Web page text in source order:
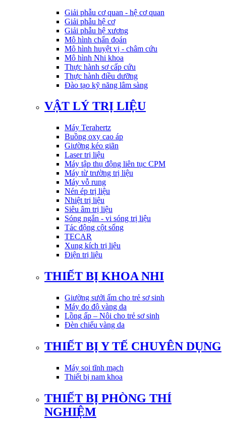
Giải phẫu cơ quan - hệ cơ quan
Giải phẫu hệ cơ
Giải phẫu hệ xương
Mô hình chẩn đoán
Mô hình huyệt vị - châm cứu
Mô hình Nhi khoa
Thực hành sơ cấp cứu
Thực hành điều dưỡng
Đào tạo kỹ năng lâm sàng
VẬT LÝ TRỊ LIỆU
Máy Terahertz
Buồng oxy cao áp
Giường kéo giãn
Laser trị liệu
Máy tập thụ động liên tục CPM
Máy từ trường trị liệu
Máy vỗ rung
Nén ép trị liệu
Nhiệt trị liệu
Siêu âm trị liệu
Sóng ngắn - vi sóng trị liệu
Tác động cột sống
TECAR
Xung kích trị liệu
Điện trị liệu
THIẾT BỊ KHOA NHI
Giường sưởi ấm cho trẻ sơ sinh
Máy đo độ vàng da
Lồng ấp – Nôi cho trẻ sơ sinh
Đèn chiếu vàng da
THIẾT BỊ Y TẾ CHUYÊN DỤNG
Máy soi tĩnh mạch
Thiết bị nam khoa
THIẾT BỊ PHÒNG THÍ
NGHIỆM